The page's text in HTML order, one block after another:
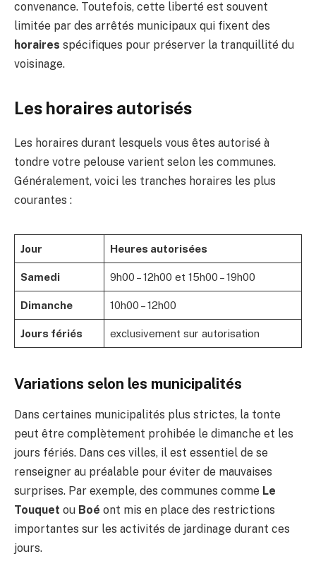
convenance. Toutefois, cette liberté est souvent
limitée par des arrêtés municipaux qui fixent des
horaires spécifiques pour préserver la tranquillité du
voisinage.
Les horaires autorisés
Les horaires durant lesquels vous êtes autorisé à
tondre votre pelouse varient selon les communes.
Généralement, voici les tranches horaires les plus
courantes :
Jour Heures autorisées
Samedi 9h00 – 12h00 et 15h00 – 19h00
Dimanche 10h00 – 12h00
Jours fériés exclusivement sur autorisation
Variations selon les municipalités
Dans certaines municipalités plus strictes, la tonte
peut être complètement prohibée le dimanche et les
jours fériés. Dans ces villes, il est essentiel de se
renseigner au préalable pour éviter de mauvaises
surprises. Par exemple, des communes comme Le
Touquet ou Boé ont mis en place des restrictions
importantes sur les activités de jardinage durant ces
jours.